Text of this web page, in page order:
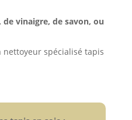
de vinaigre, de savon, ou
spécialisé tapis